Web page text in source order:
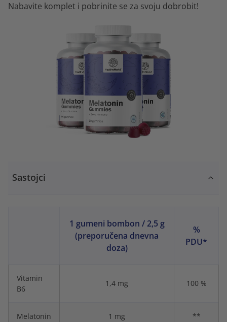
Nabavite komplet i pobrinite se za svoju dobrobit!
Sastojci
1 gumeni bombon / 2,5 g
(preporučena dnevna
doza)
%
PDU*
Vitamin
B6
1,4 mg 100 %
Melatonin 1 mg **